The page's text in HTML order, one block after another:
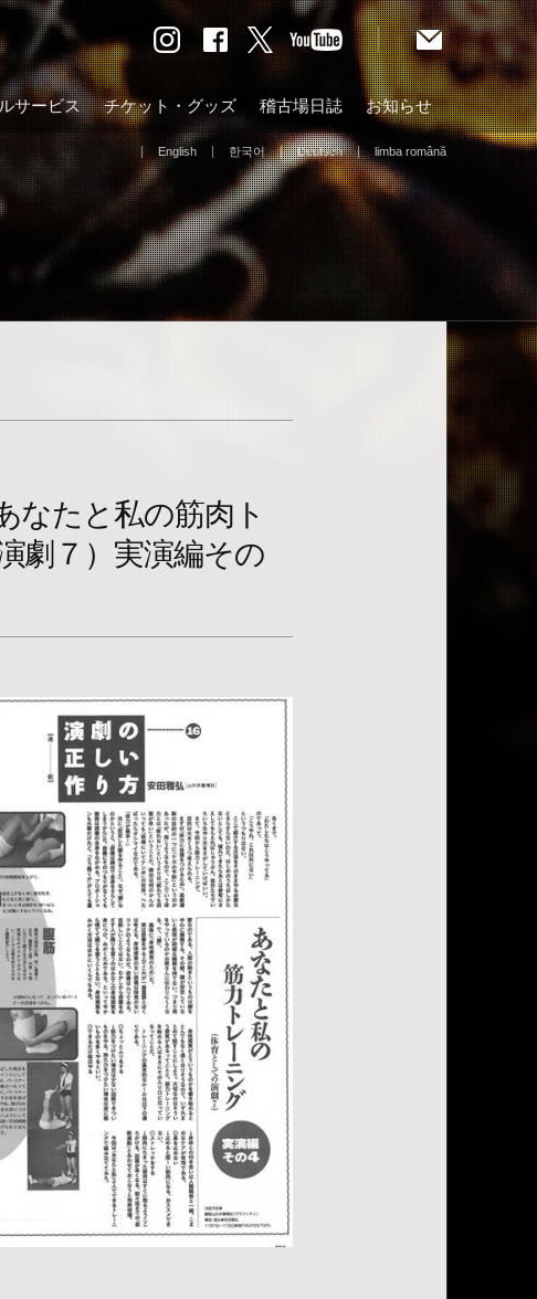
サービス チケット・グッズ 稽古場日誌 お知らせ
English 한국어 Deutsch limba română
なたと私の筋肉ト
劇７）実演編その